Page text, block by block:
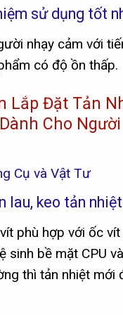
sử dụng tốt
nhạy cảm với
có độ ồn thấp.
Lắp Đặt Tản
Cho
Cụ và Vật Tư
lau, keo tản
phù hợp với ốc
sinh bề mặt CPU
thì tản nhiệt mới